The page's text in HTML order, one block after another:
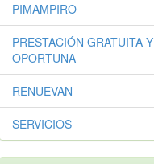
PIMAMPIRO
PRESTACIÓN GRATUITA Y
OPORTUNA
RENUEVAN
SERVICIOS